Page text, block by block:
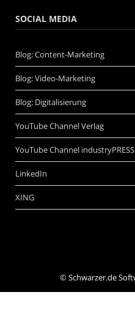
SOCIAL MEDIA
Blog: Content-Marketing
Blog: Video-Marketing
Blog: Digitalisierung
YouTube Channel Verlag
YouTube Channel industryPRESS
LinkedIn
XING
©Schwarzer.de